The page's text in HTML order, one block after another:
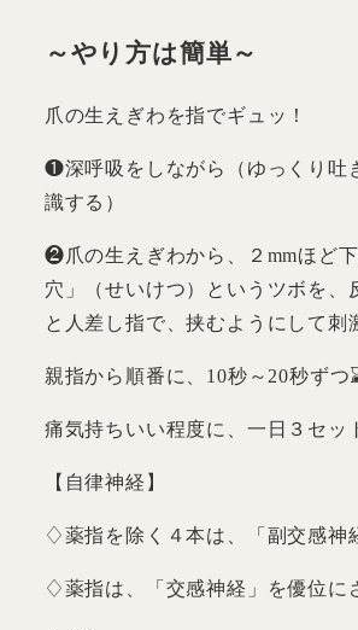
～やり方は簡単～
爪の生えぎわを指でギュッ！
❶深呼吸をしながら（ゆっくり吐
識する）
❷爪の生えぎわから、２mmほど
穴」（せいけつ）というツボを、
と人差し指で、挟むようにして刺
親指から順番に、10秒～20秒ずつ
痛気持ちいい程度に、一日３セッ
【自律神経】
♢薬指を除く４本は、「副交感神
♢薬指は、「交感神経」を優位に